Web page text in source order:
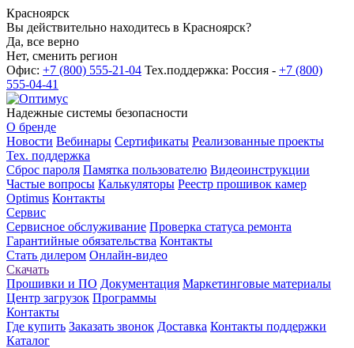
Красноярск
Вы действительно находитесь в Красноярск?
Да, все верно
Нет, сменить регион
Офис: +7 (800) 555-21-04 Тех.поддержка: Россия - +7 (800)
555-04-41
Надежные системы безопасности
О бренде
Новости Вебинары Сертификаты Реализованные проекты
Тех. поддержка
Сброс пароля Памятка пользователю Видеоинструкции
Частые вопросы Калькуляторы Реестр прошивок камер
Optimus Контакты
Сервис
Сервисное обслуживание Проверка статуса ремонта
Гарантийные обязательства Контакты
Стать дилером Онлайн-видео
Скачать
Прошивки и ПО Документация Маркетинговые материалы
Центр загрузок Программы
Контакты
Где купить Заказать звонок Доставка Контакты поддержки
Каталог